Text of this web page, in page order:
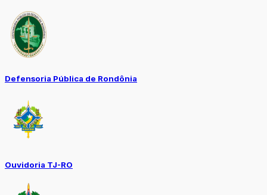
Defensoria Pública de Rondônia
Ouvidoria TJ-RO